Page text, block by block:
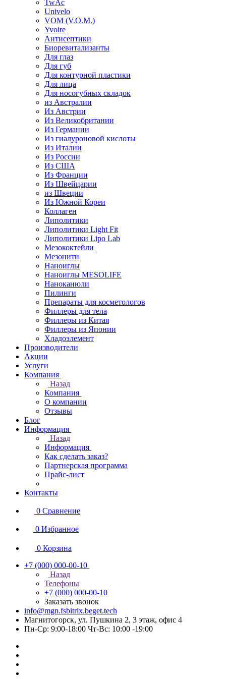
TwAc
Univelo
VOM (V.O.M.)
Yvoire
Антисептики
Биоревитализанты
Для глаз
Для губ
Для контурной пластики
Для лица
Для носогубных складок
из Австралии
Из Австрии
Из Великобритании
Из Германии
Из гиалуроновой кислоты
Из Италии
Из России
Из США
Из Франции
Из Швейцарии
из Швеции
Из Южной Кореи
Коллаген
Липолитики
Липолитики Light Fit
Липолитики Lipo Lab
Мезококтейли
Мезонити
Наноиглы
Наноиглы MESOLIFE
Наноканюли
Пилинги
Препараты для косметологов
Филлеры для тела
Филлеры из Китая
Филлеры из Японии
Хладоэлемент
Производители
Акции
Услуги
Компания
Назад
Компания
О компании
Отзывы
Блог
Информация
Назад
Информация
Как сделать заказ?
Партнерская программа
Прайс-лист
Контакты
0 Сравнение
0 Избранное
0 Корзина
+7 (000) 000-00-10
Назад
Телефоны
+7 (000) 000-00-10
Заказать звонок
info@mgn.fsbitrix.beget.tech
Магнитогорск, ул. Пушкина 2, 3 этаж, офис 4
Пн-Ср: 9:00-18:00 Чт-Вс: 10:00 -19:00